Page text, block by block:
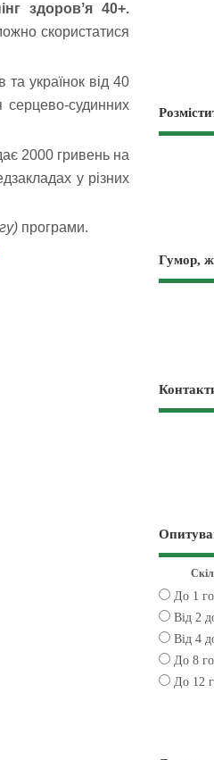
здоровʼя 40+.
скористатися
українок від 40
серцево-судинних
2000 гривень на
у різних
програми.
Гумор,
До 1
Від 2
Від 4
До 8
До 12